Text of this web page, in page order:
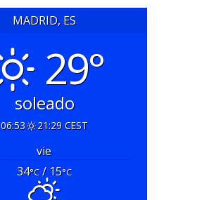
MADRID, ES
29°
soleado
06:53 21:29 CEST
vie
34°C/ 15°C